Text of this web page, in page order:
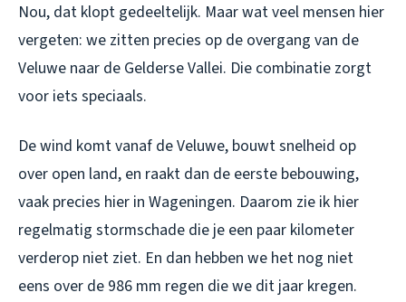
Nou, dat klopt gedeeltelijk. Maar wat veel mensen hier
vergeten: we zitten precies op de overgang van de
Veluwe naar de Gelderse Vallei. Die combinatie zorgt
voor iets speciaals.
De wind komt vanaf de Veluwe, bouwt snelheid op
over open land, en raakt dan de eerste bebouwing,
vaak precies hier in Wageningen. Daarom zie ik hier
regelmatig stormschade die je een paar kilometer
verderop niet ziet. En dan hebben we het nog niet
eens over de 986 mm regen die we dit jaar kregen.